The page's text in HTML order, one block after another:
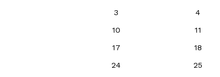
3
4
10
11
17
18
24
25